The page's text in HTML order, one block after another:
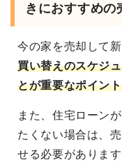
きにおすすめの
今の家を売却して
買い替えのスケジ
とが重要なポイント
また、住宅ローン
たくない場合は、
せる必要があります